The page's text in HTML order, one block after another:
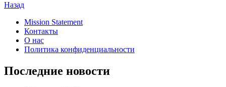
Назад
Mission Statement
Контакты
О нас
Политика конфиденциальности
Последние новости